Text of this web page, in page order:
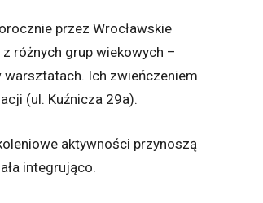
przez Wrocławskie
różnych grup wiekowych –
Ich zwieńczeniem
(ul. Kuźnicza 29a).
aktywności przynoszą
integrująco.